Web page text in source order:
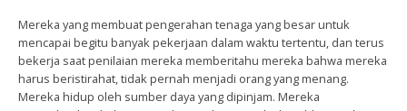
Mereka yang membuat pengerahan tenaga yang besar untuk
mencapai begitu banyak pekerjaan dalam waktu tertentu, dan terus
bekerja saat penilaian mereka memberitahu mereka bahwa mereka
harus beristirahat, tidak pernah menjadi orang yang menang.
Mereka hidup oleh sumber daya yang dipinjam. Mereka